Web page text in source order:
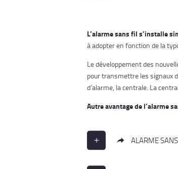
L’alarme sans fil s’installe
à adopter en fonction de la
Le développement des
pour transmettre les signaux
d’alarme, la centrale. La
Autre avantage de l’alarme
ALARME